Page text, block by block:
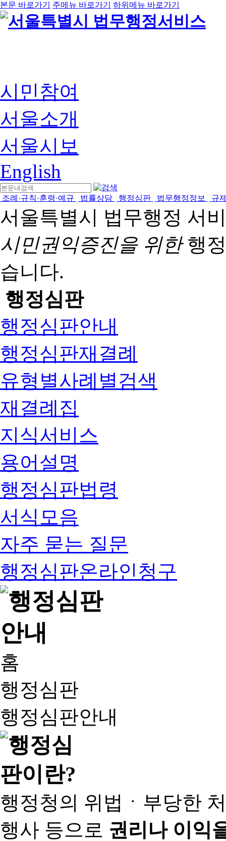
본문 바로가기 주메뉴 바로가기 하위메뉴 바로가기
시민참여
서울소개
서울시보
English
조례·규칙·훈령·예규 법률상담 행정심판 법무행정정보 규
서울특별시 법무행정 서
시민권익증진을 위한행
습니다.
행정심판
행정심판안내
행정심판재결례
유형별사례별검색
재결례집
지식서비스
용어설명
행정심판법령
서식모음
자주 묻는 질문
행정심판온라인청구
홈
행정심판
행정심판안내
행정청의 위법ㆍ부당한
행사 등으로 권리나 이익